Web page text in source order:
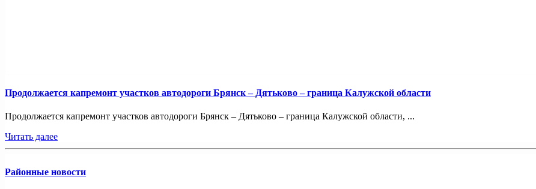
Продолжается капремонт участков автодороги Брянск – Дятьково – граница Калужской области
Продолжается капремонт участков автодороги Брянск – Дятьково – граница Калужской области, ...
Читать далее
Районные новости